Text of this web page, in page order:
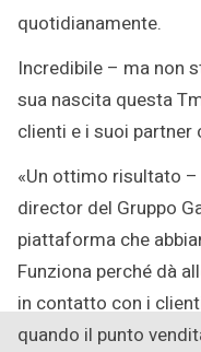
quotidianamente.
Incredibile – ma non
sua nascita questa
clienti e i suoi partner
«Un ottimo risultato
director del Gruppo
piattaforma che
Funziona perché dà
in contatto con i
quando il punto